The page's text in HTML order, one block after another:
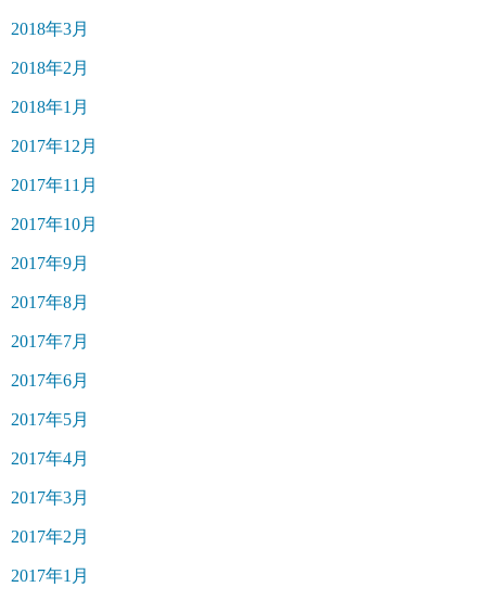
2018年3月
2018年2月
2018年1月
2017年12月
2017年11月
2017年10月
2017年9月
2017年8月
2017年7月
2017年6月
2017年5月
2017年4月
2017年3月
2017年2月
2017年1月